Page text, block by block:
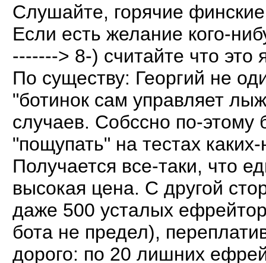
Слушайте, горячие
Если есть желание кого-
-------> 8-) считайте что
По существу: Георгий не
"ботинок сам управляет
случаев. Собссно по-
"пощупать" на тестах
Получается все-таки, что
высокая цена. С другой
даже 500 усталых
бота не предел),
дорого: по 20 лишних